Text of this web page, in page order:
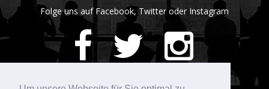
Folge uns auf Facebook, Twitter oder Instagram
420Bewertungen auf ProvenExpert.com